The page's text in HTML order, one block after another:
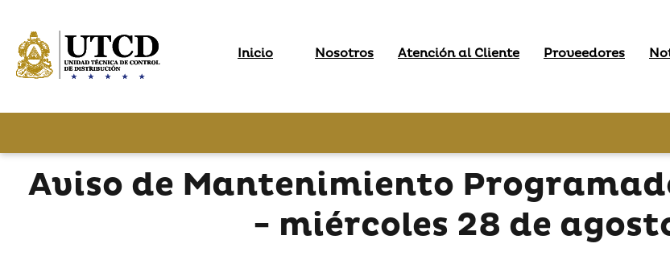
Inicio Nosotros Atención al Cliente Proveedores
Aviso de Mantenimiento
- miércoles 28 de